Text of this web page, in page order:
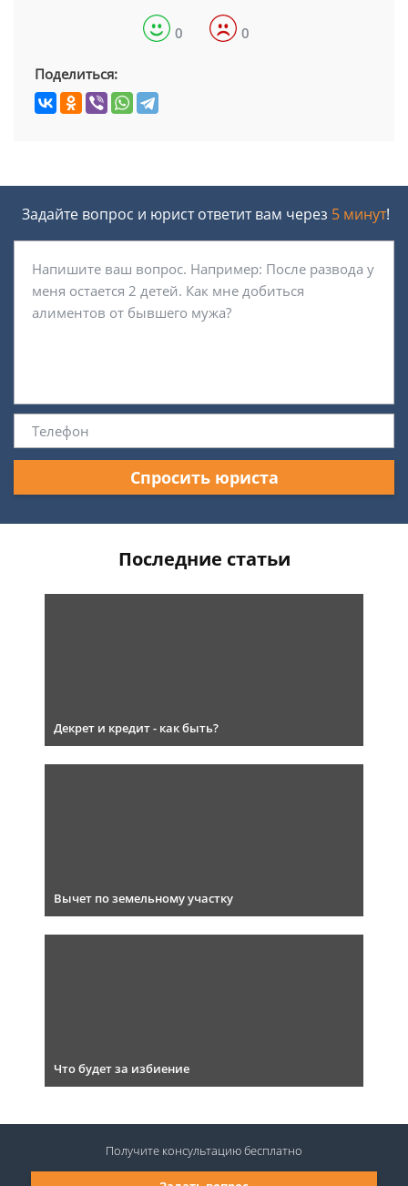
0 0
Поделиться:
Задайте вопрос и юрист ответит вам через 5 минут!
Спросить юриста
Последние статьи
Декрет и кредит - как быть?
Вычет по земельному участку
Что будет за избиение
Получите консультациюбесплатно